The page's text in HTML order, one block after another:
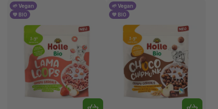
🌱 Vegan
💚 BIO
🌱 Vegan
💚 BIO